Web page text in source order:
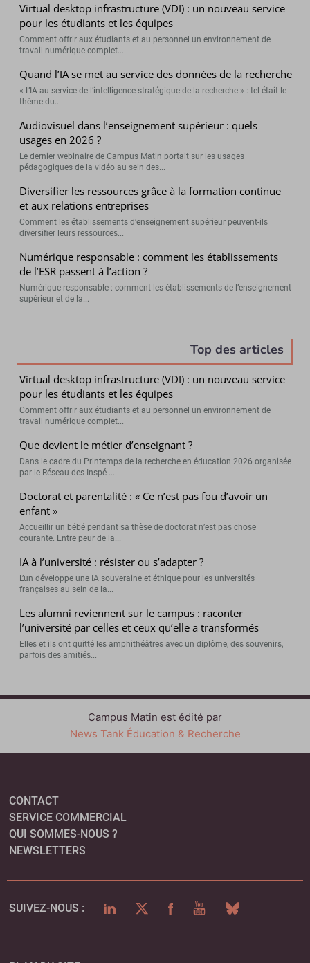
Virtual desktop infrastructure (VDI) : un nouveau service
pour les étudiants et les équipes
Comment offrir aux étudiants et au personnel un environnement de
travail numérique complet...
Quand l’IA se met au service des données de la recherche
« L’IA au service de l’intelligence stratégique de la recherche » : tel était le
thème du...
Audiovisuel dans l’enseignement supérieur : quels
usages en 2026 ?
Le dernier webinaire de Campus Matin portait sur les usages
pédagogiques de la vidéo au sein des...
Diversifier les ressources grâce à la formation continue
et aux relations entreprises
Comment les établissements d’enseignement supérieur peuvent-ils
diversifier leurs ressources...
Numérique responsable : comment les établissements
de l’ESR passent à l’action ?
Numérique responsable : comment les établissements de l’enseignement
supérieur et de la...
Top des articles
Virtual desktop infrastructure (VDI) : un nouveau service
pour les étudiants et les équipes
Comment offrir aux étudiants et au personnel un environnement de
travail numérique complet...
Que devient le métier d’enseignant ?
Dans le cadre du Printemps de la recherche en éducation 2026 organisée
par le Réseau des Inspé ...
Doctorat et parentalité : « Ce n’est pas fou d’avoir un
enfant »
Accueillir un bébé pendant sa thèse de doctorat n’est pas chose
courante. Entre peur de la...
IA à l’université : résister ou s’adapter ?
L’un développe une IA souveraine et éthique pour les universités
françaises au sein de la...
Les alumni reviennent sur le campus : raconter
l’université par celles et ceux qu’elle a transformés
Elles et ils ont quitté les amphithéâtres avec un diplôme, des souvenirs,
parfois des amitiés...
Campus Matin est édité par
News Tank Éducation & Recherche
CONTACT
SERVICE COMMERCIAL
QUI SOMMES-NOUS ?
NEWSLETTERS
SUIVEZ-NOUS : LINKEDINTWITTERFACEBOOKYOUTUBEBLUESKY